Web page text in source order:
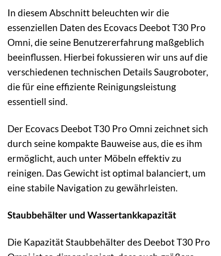
In diesem Abschnitt beleuchten wir die
essenziellen Daten des Ecovacs Deebot T30 Pro
Omni, die seine Benutzererfahrung maßgeblich
beeinflussen. Hierbei fokussieren wir uns auf die
verschiedenen technischen Details Saugroboter,
die für eine effiziente Reinigungsleistung
essentiell sind.
Der Ecovacs Deebot T30 Pro Omni zeichnet sich
durch seine kompakte Bauweise aus, die es ihm
ermöglicht, auch unter Möbeln effektiv zu
reinigen. Das Gewicht ist optimal balanciert, um
eine stabile Navigation zu gewährleisten.
Staubbehälter und Wassertankkapazität
Die Kapazität Staubbehälter des Deebot T30 Pro